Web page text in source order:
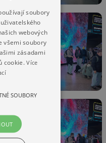
soubory
webových
všemi soubory
zásadami
cookie.Více
SOUBORY